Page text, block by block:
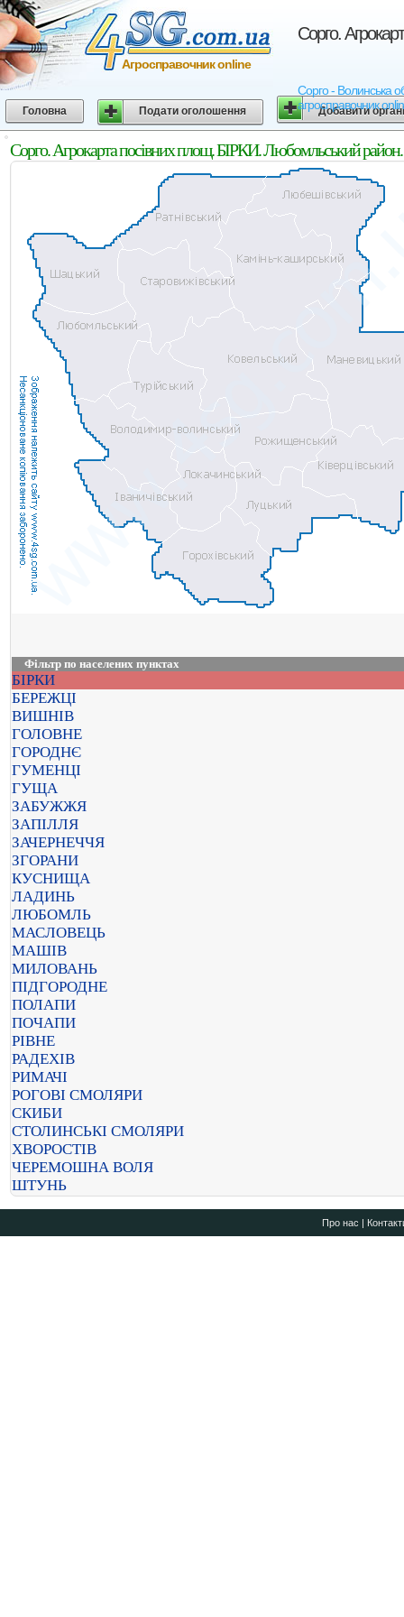
Сорго.
Сорго - Волинська
агросправочник
Агросправочник online
Головна Подати оголошення Добавити
Сорго. Агрокарта посівних площ. БІРКИ. Любомльський район.
Фільтр по населених пунктах
БІРКИ
БЕРЕЖЦІ
ВИШНІВ
ГОЛОВНЕ
ГОРОДНЄ
ГУМЕНЦІ
ГУЩА
ЗАБУЖЖЯ
ЗАПІЛЛЯ
ЗАЧЕРНЕЧЧЯ
ЗГОРАНИ
КУСНИЩА
ЛАДИНЬ
ЛЮБОМЛЬ
МАСЛОВЕЦЬ
МАШІВ
МИЛОВАНЬ
ПІДГОРОДНЕ
ПОЛАПИ
ПОЧАПИ
РІВНЕ
РАДЕХІВ
РИМАЧІ
РОГОВІ СМОЛЯРИ
СКИБИ
СТОЛИНСЬКІ СМОЛЯРИ
ХВОРОСТІВ
ЧЕРЕМОШНА ВОЛЯ
ШТУНЬ
Про нас |